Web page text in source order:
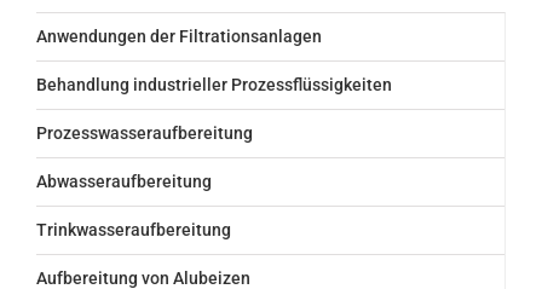
Anwendungen der Filtrationsanlagen
Behandlung industrieller Prozessflüssigkeiten
Prozesswasseraufbereitung
Abwasseraufbereitung
Trinkwasseraufbereitung
Aufbereitung von Alubeizen